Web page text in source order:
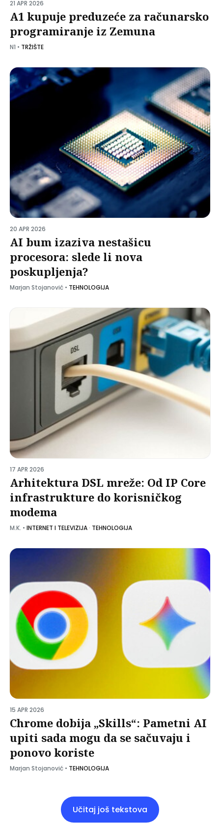
21 APR 2026
A1 kupuje preduzeće za računarsko
programiranje iz Zemuna
N1 • TRŽIŠTE
20 APR 2026
AI bum izaziva nestašicu
procesora: slede li nova
poskupljenja?
Marjan Stojanović • TEHNOLOGIJA
17 APR 2026
Arhitektura DSL mreže: Od IP Core
infrastrukture do korisničkog
modema
M.K. • INTERNET I TELEVIZIJA· TEHNOLOGIJA
15 APR 2026
Chrome dobija „Skills“: Pametni AI
upiti sada mogu da se sačuvaju i
ponovo koriste
Marjan Stojanović • TEHNOLOGIJA
Učitaj još tekstova